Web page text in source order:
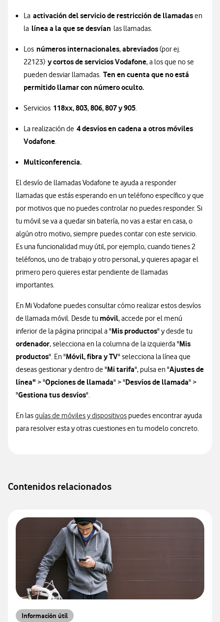
​La activación del servicio de restricción de llamadasen
la línea a la que se desvían las llamadas.
Los números internacionales,abreviados(por ej.
22123) y cortos de servicios Vodafone, a los que no se
pueden desviar llamadas. Ten en cuenta que no está
permitido llamar con número oculto.
Servicios 118xx, 803, 806, 807 y 905.
La realización de 4 desvíos en cadena a otros móviles
Vodafone.
Multiconferencia.
El desvío de llamadas Vodafone te ayuda a responder
llamadas que estás esperando en un teléfono específico y que
por motivos que no puedes controlar no puedes responder. Si
tu móvil se va a quedar sin batería, no vas a estar en casa, o
algún otro motivo, siempre puedes contar con este servicio.
Es una funcionalidad muy útil, por ejemplo, cuando tienes 2
teléfonos, uno de trabajo y otro personal, y quieres apagar el
primero pero quieres estar pendiente de llamadas
importantes.
En Mi Vodafone puedes consultar cómo realizar estos desvíos
de llamada móvil. Desde tu móvil, accede por el menú
inferior de la página principal a "Mis productos" y desde tu
ordenador, selecciona en la columna de la izquierda "Mis
productos". En "Móvil, fibra y TV" selecciona la línea que
deseas gestionar y dentro de "Mi tarifa", pulsa en "Ajustes de
línea" > "Opciones de llamada" > "Desvíos de llamada" >
"Gestiona tus desvíos".
En lasguías de móviles y dispositivosInformación sobre manuales
puedes encontrar ayuda
para resolver esta y otras cuestiones en tu modelo concreto.
Contenidos relacionados
Información útil